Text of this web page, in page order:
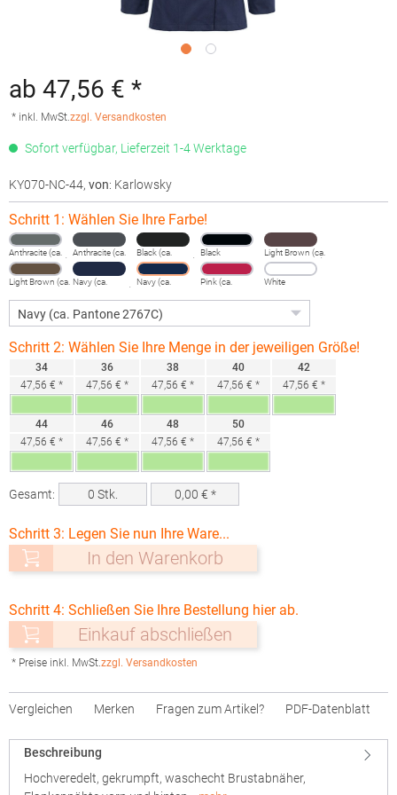
ab 47,56 € *
* inkl. MwSt.zzgl. Versandkosten
Sofort verfügbar, Lieferzeit 1-4 Werktage
KY070-NC-44, von: Karlowsky
Schritt 1: Wählen Sie Ihre Farbe!
Anthracite (ca.
Pantone 432C)
Anthracite (ca.
Pantone
7540C)
Black (ca.
Pantone 419C)
Black
Light Brown (ca.
Pantone 438C)
Light Brown (ca.
2322C)
Navy (ca.
Pantone 533C)
Navy (ca.
2767C)
Pink (ca.
7636C)
White
Schritt 2: Wählen Sie Ihre Menge in der jeweiligen Größe!
34
47,56 € *
36
47,56 € *
38
47,56 € *
40
47,56 € *
42
47,56 € *
44
47,56 € *
46
47,56 € *
48
47,56 € *
50
47,56 € *
Gesamt: 0 Stk. 0,00 € *
Schritt 3: Legen Sie nun Ihre Ware...
In den Warenkorb
Schritt 4: Schließen Sie Ihre Bestellung hier ab.
Einkauf abschließen
* Preise inkl. MwSt.zzgl. Versandkosten
Vergleichen Merken Fragen zum Artikel? PDF-Datenblatt
Beschreibung
Hochveredelt, gekrumpft, waschecht Brustabnäher,